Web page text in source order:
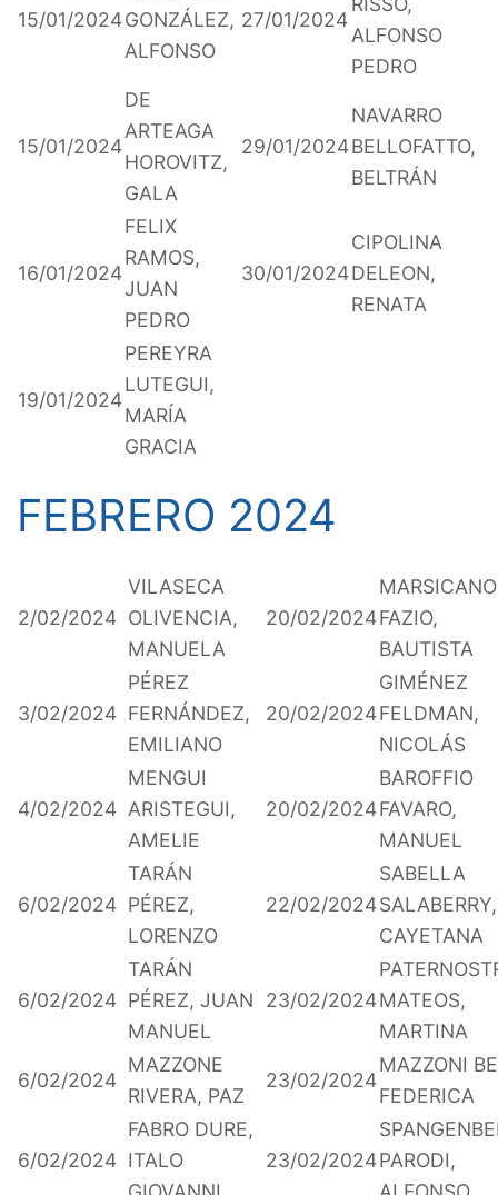
15/01/2024GONZÁLEZ,
ALFONSO
27/01/2024
ALFONSO
PEDRO
15/01/2024
DE
ARTEAGA
HOROVITZ,
GALA
29/01/2024
NAVARRO
BELLOFATTO,
BELTRÁN
16/01/2024
FELIX
RAMOS,
JUAN
PEDRO
30/01/2024
CIPOLINA
DELEON,
RENATA
19/01/2024
PEREYRA
LUTEGUI,
MARÍA
GRACIA
FEBRERO 2024
2/02/2024
VILASECA
OLIVENCIA,
MANUELA
20/02/2024
MARSICANO
FAZIO,
BAUTISTA
3/02/2024
PÉREZ
FERNÁNDEZ,
EMILIANO
20/02/2024
GIMÉNEZ
FELDMAN,
NICOLÁS
4/02/2024
MENGUI
ARISTEGUI,
AMELIE
20/02/2024
BAROFFIO
FAVARO,
MANUEL
6/02/2024
TARÁN
PÉREZ,
LORENZO
22/02/2024
SABELLA
SALABERRY,
CAYETANA
6/02/2024
TARÁN
PÉREZ, JUAN
MANUEL
23/02/2024MATEOS,
MARTINA
6/02/2024
MAZZONE
RIVERA, PAZ
23/02/2024
MAZZONI
FEDERICA
6/02/2024
FABRO DURE,
ITALO
23/02/2024PARODI,